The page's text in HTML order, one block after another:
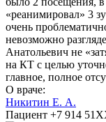
«реанимировал» 3
очень
невозможно
Анатольевич не
на КТ с целью
главное, полное
О враче:
Никитин Е. А.
Пациент +7 914